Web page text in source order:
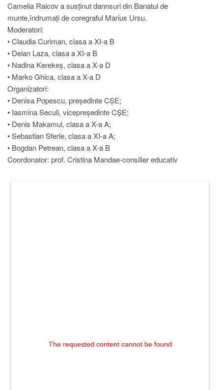
Camelia Raicov a susținut dannsuri din Banatul de
munte,îndrumați de coregraful Marius Ursu.
Moderatori:
• Claudia Curiman, clasa a XI-a B
• Deian Laza, clasa a XI-a B
• Nadina Kerekeș, clasa a X-a D
• Marko Ghica, clasa a X-a D
Organizatori:
• Denisa Popescu, președinte CȘE;
• Iasmina Seculi, vicepreședinte CȘE;
• Denis Makamul, clasa a X-a A;
• Sebastian Sferle, clasa a XI-a A;
• Bogdan Petrean, clasa a X-a B
Coordonator: prof. Cristina Mandae-consilier educativ
The requested content cannot be found